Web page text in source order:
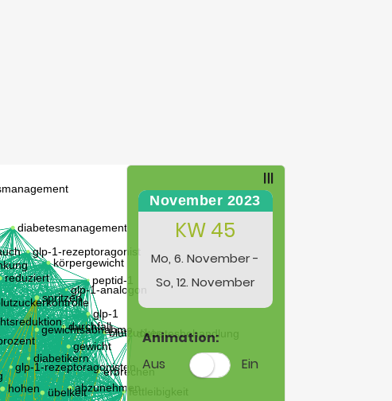
November 2023
KW 45
Mo, 6. November -
So, 12. November
Animation:
Aus
Ein